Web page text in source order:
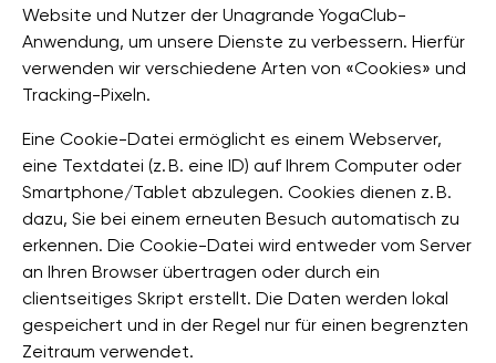
Website und Nutzer der Unagrande YogaClub-
Anwendung, um unsere Dienste zu verbessern. Hierfür
verwenden wir verschiedene Arten von «Cookies» und
Tracking-Pixeln.
Eine Cookie-Datei ermöglicht es einem Webserver,
eine Textdatei (z. B. eine ID) auf Ihrem Computer oder
Smartphone/Tablet abzulegen. Cookies dienen z. B.
dazu, Sie bei einem erneuten Besuch automatisch zu
erkennen. Die Cookie-Datei wird entweder vom Server
an Ihren Browser übertragen oder durch ein
clientseitiges Skript erstellt. Die Daten werden lokal
gespeichert und in der Regel nur für einen begrenzten
Zeitraum verwendet.